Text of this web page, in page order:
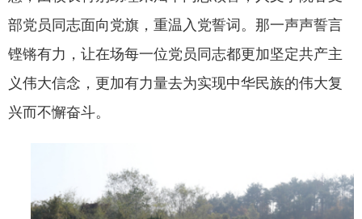
部党员同志面向党旗，重温入党誓词。那一声声誓言
铿锵有力，让在场每一位党员同志都更加坚定共产主
义伟大信念，更加有力量去为实现中华民族的伟大复
兴而不懈奋斗。